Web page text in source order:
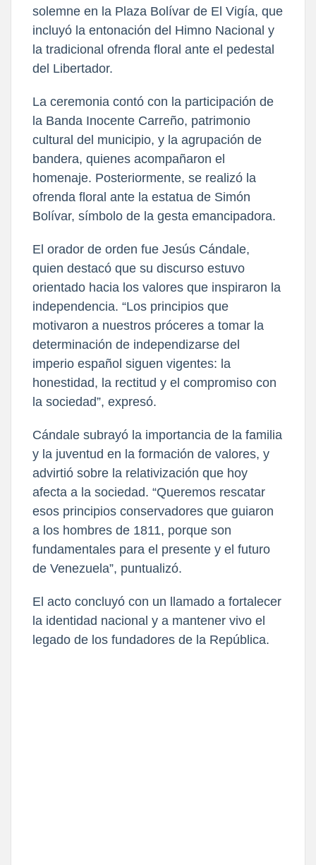
solemne en la Plaza Bolívar de El Vigía, que
incluyó la entonación del Himno Nacional y
la tradicional ofrenda floral ante el pedestal
del Libertador.
La ceremonia contó con la participación de
la Banda Inocente Carreño, patrimonio
cultural del municipio, y la agrupación de
bandera, quienes acompañaron el
homenaje. Posteriormente, se realizó la
ofrenda floral ante la estatua de Simón
Bolívar, símbolo de la gesta emancipadora.
El orador de orden fue Jesús Cándale,
quien destacó que su discurso estuvo
orientado hacia los valores que inspiraron la
independencia. “Los principios que
motivaron a nuestros próceres a tomar la
determinación de independizarse del
imperio español siguen vigentes: la
honestidad, la rectitud y el compromiso con
la sociedad”, expresó.
Cándale subrayó la importancia de la familia
y la juventud en la formación de valores, y
advirtió sobre la relativización que hoy
afecta a la sociedad. “Queremos rescatar
esos principios conservadores que guiaron
a los hombres de 1811, porque son
fundamentales para el presente y el futuro
de Venezuela”, puntualizó.
El acto concluyó con un llamado a fortalecer
la identidad nacional y a mantener vivo el
legado de los fundadores de la República.